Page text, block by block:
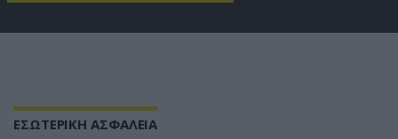
ΕΣΩΤΕΡΙΚΗ ΑΣΦΑΛΕΙΑ